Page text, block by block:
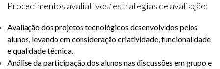
Procedimentos avaliativos/ estratégias de avaliação:
Avaliação dos projetos tecnológicos desenvolvidos pelos
alunos, levando em consideração criatividade, funcionalidade
e qualidade técnica.
Análise da participação dos alunos nas discussões em grupo e